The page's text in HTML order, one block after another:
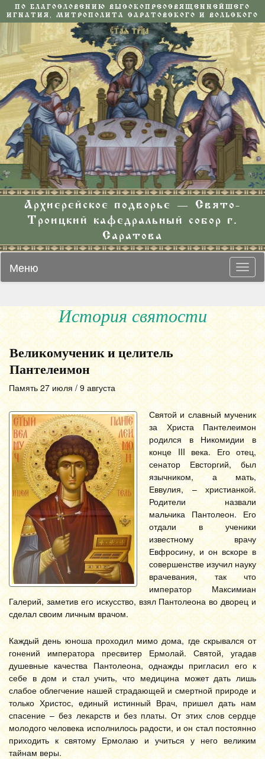
ПО БЛАГОСЛОВЕНИЮ ВЫСОКОПРЕОСВЯЩЕННЕЙШЕГО
ИГНАТИЯ, МИТРОПОЛИТА САРАТОВСКОГО И ВОЛЬСКОГО
Архиерейское подворье — Свято-
Троицкий кафедральный собор г.
Саратова
Меню
История святости
Великомученик и целитель
Пантелеимон
Память 27 июля / 9 августа
Святой и славный мученик
за Христа Пантелеимон
родился в Никомидии в
конце III века. Его отец,
сенатор Евсторгий, был
язычником, а мать,
Еввулия, – христианкой.
Родители назвали
мальчика Пантолеон. Его
отдали в ученики
известному врачу
Евфросину, и он вскоре в
совершенстве изучил науку
врачевания, так что
император Максимиан
Галерий, заметив его искусство, взял Пантолеона во дворец и
сделал своим личным врачом.
Каждый день юноша проходил мимо дома, где скрывался от
гонений императора пресвитер Ермолай. Святой, угадав
душевные качества Пантолеона, однажды пригласил его к
себе в дом и стал учить, что медицина может дать лишь
слабое облегчение нашей страдающей и смертной природе и
только Христос, единый истинный Врач, пришел дать нам
спасение – без лекарств и без платы. От этих слов сердце
молодого человека исполнилось радости, и он стал постоянно
приходить к святому Ермолаю и учиться у него великим
тайнам веры.